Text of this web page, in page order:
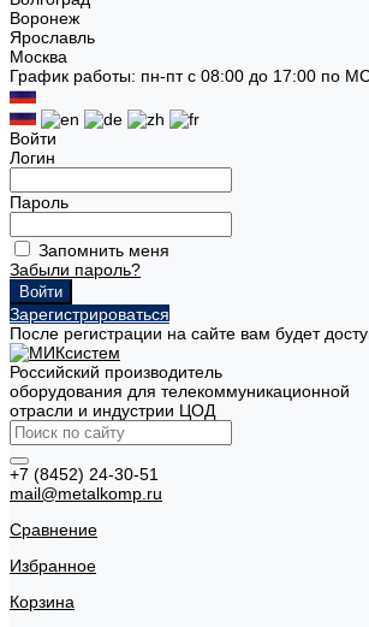
Воронеж
Ярославль
Москва
График работы: пн-пт с 08:00 до 17:00 по
Войти
Логин
Пароль
Запомнить меня
Забыли пароль?
Зарегистрироваться
После регистрации на сайте вам будет
Российский производитель
оборудования для телекоммуникационной
отрасли и индустрии ЦОД
+7 (8452) 24-30-51
mail@metalkomp.ru
Сравнение
Избранное
Корзина